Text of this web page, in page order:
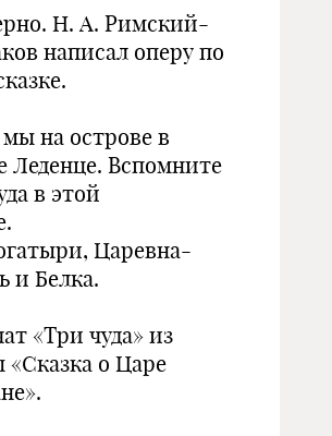
Н. А. Римский-
написал оперу по
на острове в
Леденце. Вспомните
в этой
Царевна-
и Белка.
«Три чуда» из
«Сказка о Царе